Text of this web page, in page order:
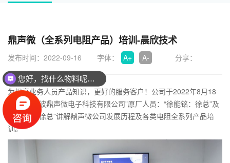
鼎声微（全系列电阻产品）培训-晨欣技术
发布时间：2022-09-16 字体： A+ A- 分享：
为提高业务人员产品知识，更好的服务客户！公司于2022年8月18
号特邀“宁波鼎声微电子科技有限公司”原厂人员：“徐能铭：徐总”及
“徐国梁：徐总”讲解鼎声微公司发展历程及各类电阻全系列产品培
训。
您好，找什么物料呢？联系方式：18923475935（微信同